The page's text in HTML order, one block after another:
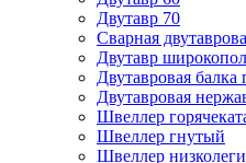
Двутавр 70
Сварная
Двутавр
Двутавровая балка
Двутавровая
Швеллер
Швеллер гнутый
Швеллер